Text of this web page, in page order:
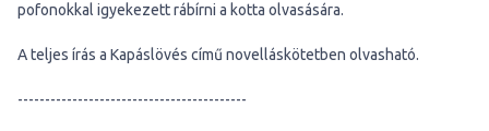
pofonokkal igyekezett rábírni a kotta olvasására.
A teljes írás a Kapáslövés című novelláskötetben olvasható.
------------------------------------------